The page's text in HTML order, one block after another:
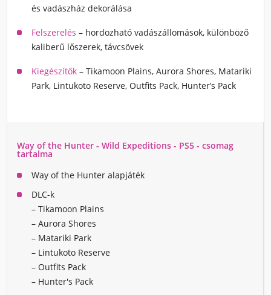
és vadászház dekorálása
Felszerelés – hordozható vadászállomások, különböző
kaliberű lőszerek, távcsövek
Kiegészítők – Tikamoon Plains, Aurora Shores, Matariki
Park, Lintukoto Reserve, Outfits Pack, Hunter’s Pack
Way of the Hunter - Wild Expeditions - PS5 - csomag
tartalma
Way of the Hunter alapjáték
DLC-k
– Tikamoon Plains
– Aurora Shores
– Matariki Park
– Lintukoto Reserve
– Outfits Pack
– Hunter's Pack